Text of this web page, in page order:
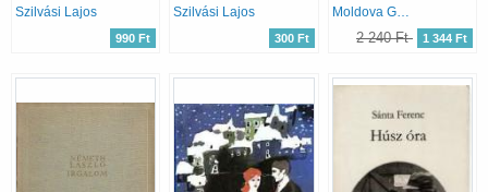
Szilvási Lajos
990 Ft
Szilvási Lajos
300 Ft
Moldova György
2 240 Ft 1 344 Ft